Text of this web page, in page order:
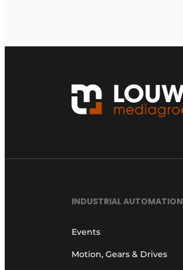
INDUSTRIAL AUTOMATION
Events
Motion, Gears & Drives